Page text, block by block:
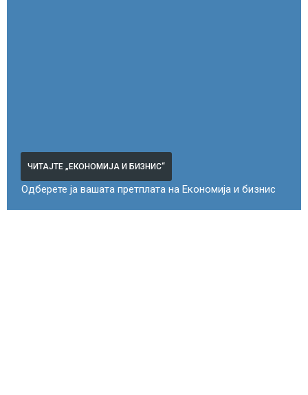
ЧИТАЈТЕ „ЕКОНОМИЈА И БИЗНИС“
Одберете ја вашата претплата на Економија и бизнис